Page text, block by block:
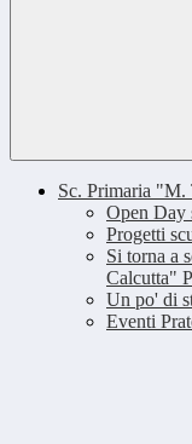
Sc. Primaria "M.
Open Day
Progetti
Si torna a
Calcutta"
Un po' di
Eventi